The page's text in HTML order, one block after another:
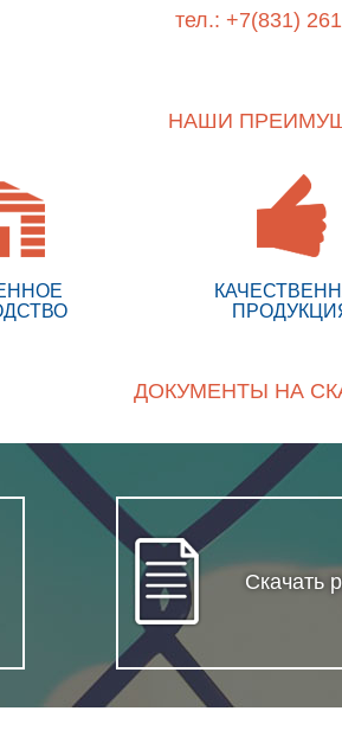
тел.: +7(831)
НАШИ
ДОКУМЕНТЫ НА
Скачать